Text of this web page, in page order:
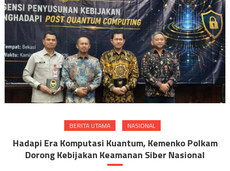
BERITA UTAMA NASIONAL
Hadapi Era Komputasi Kuantum, Kemenko Polkam
Dorong Kebijakan Keamanan Siber Nasional